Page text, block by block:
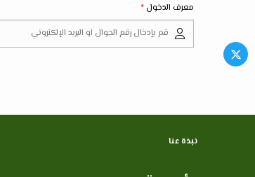
معرف الدخول
نبذة عنا